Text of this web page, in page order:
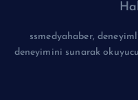
ssmedyahaber,
deneyimini sunarak